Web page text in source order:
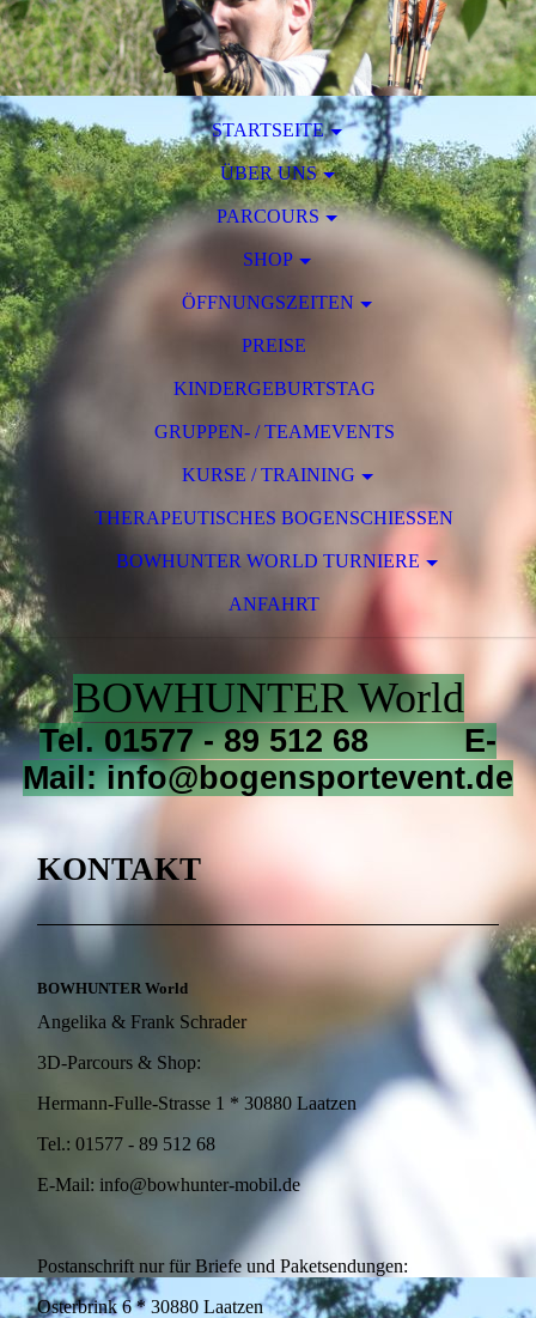
STARTSEITE
ÜBER UNS
PARCOURS
SHOP
ÖFFNUNGSZEITEN
PREISE
KINDERGEBURTSTAG
GRUPPEN- / TEAMEVENTS
KURSE / TRAINING
THERAPEUTISCHES BOGENSCHIESSEN
BOWHUNTER WORLD TURNIERE
ANFAHRT
BOWHUNTER World
Tel. 01577 - 89 512 68 E-
Mail: info@bogensportevent.de
KONTAKT
BOWHUNTER World
Angelika & Frank Schrader
3D-Parcours & Shop:
Hermann-Fulle-Strasse 1 * 30880 Laatzen
Tel.: 01577 - 89 512 68
E-Mail: info@bowhunter-mobil.de
Postanschrift nur für Briefe und Paketsendungen:
Osterbrink 6 * 30880 Laatzen